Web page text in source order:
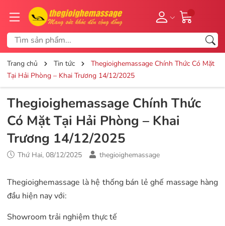
Trang chủ Tin tức
Thegioighemassage Chính Thức Có Mặt
Tại Hải Phòng – Khai Trương 14/12/2025
Thegioighemassage Chính Thức
Có Mặt Tại Hải Phòng – Khai
Trương 14/12/2025
Thứ Hai, 08/12/2025 thegioighemassage
Thegioighemassage là hệ thống bán lẻ ghế massage hàng
đầu hiện nay với:
Showroom trải nghiệm thực tế